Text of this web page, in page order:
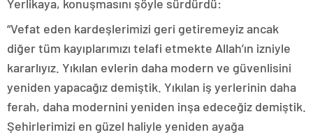
Yerlikaya, konuşmasını şöyle sürdürdü:
“Vefat eden kardeşlerimizi geri getiremeyiz ancak
diğer tüm kayıplarımızı telafi etmekte Allah’ın izniyle
kararlıyız. Yıkılan evlerin daha modern ve güvenlisini
yeniden yapacağız demiştik. Yıkılan iş yerlerinin daha
ferah, daha modernini yeniden inşa edeceğiz demiştik.
Şehirlerimizi en güzel haliyle yeniden ayağa